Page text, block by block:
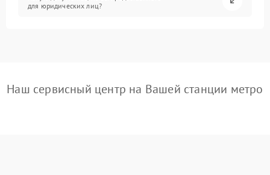
для юридических лиц?
Наш сервисный центр на Вашей станции метро